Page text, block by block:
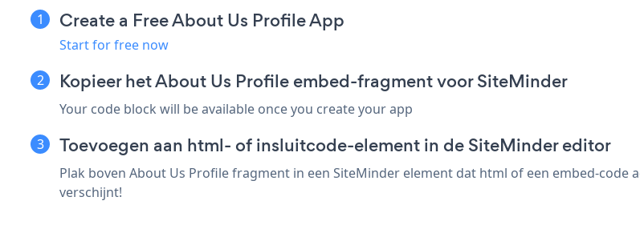
Create a Free About Us Profile App
Start for free now
Kopieer het About Us Profile embed-fragment voor SiteMinder
Your code block will be available once you create your app
Toevoegen aan html- of insluitcode-element in de SiteMinder editor
Plak boven About Us Profile fragment in een SiteMinder element dat html of een embed-code
verschijnt!